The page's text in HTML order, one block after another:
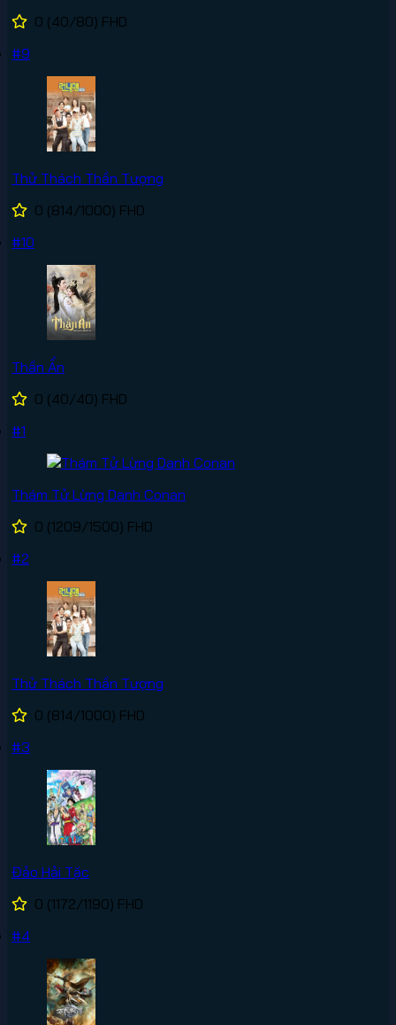
0 (40/80) FHD
#9
Thử Thách Thần Tượng
0 (814/1000) FHD
#10
Thần Ẩn
0 (40/40) FHD
#1
Thám Tử Lừng Danh Conan
0 (1209/1500) FHD
#2
Thử Thách Thần Tượng
0 (814/1000) FHD
#3
Đảo Hải Tặc
0 (1172/1190) FHD
#4